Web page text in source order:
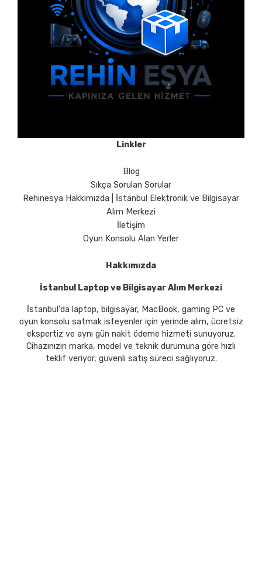
Linkler
Blog
Sıkça Sorulan Sorular
Rehinesya Hakkımızda | İstanbul Elektronik ve Bilgisayar
Alım Merkezi
İletişim
Oyun Konsolu Alan Yerler
Hakkımızda
İstanbul Laptop ve Bilgisayar Alım Merkezi
İstanbul'da laptop, bilgisayar, MacBook, gaming PC ve
oyun konsolu satmak isteyenler için yerinde alım, ücretsiz
ekspertiz ve aynı gün nakit ödeme hizmeti sunuyoruz.
Cihazınızın marka, model ve teknik durumuna göre hızlı
teklif veriyor, güvenli satış süreci sağlıyoruz.